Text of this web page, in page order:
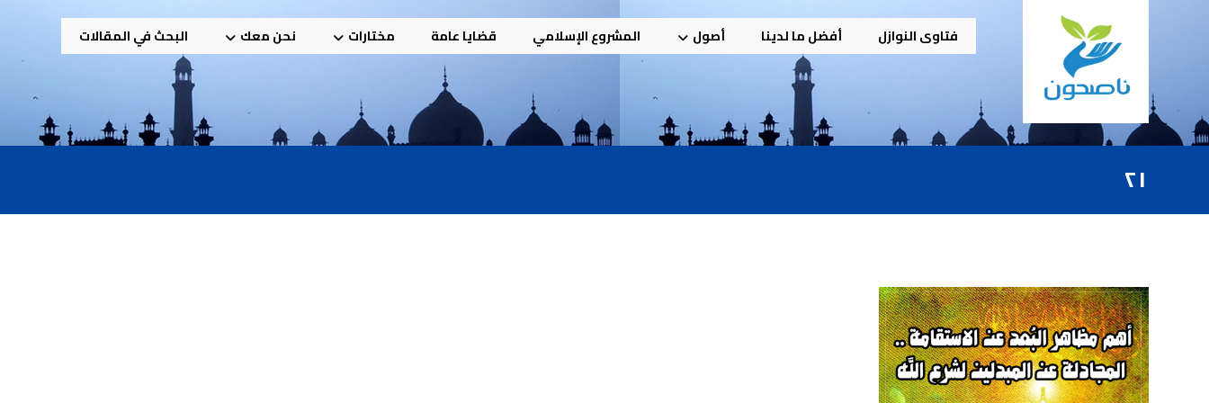
فتاوى النوازل أفضل ما لدينا أصول المشروع الإسلامي قضايا عامة مختارات نحن معك البحث في المقالات
٢١